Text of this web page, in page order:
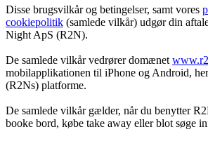
Disse brugsvilkår og betingelser, samt vores
cookiepolitik (samlede vilkår) udgør din
Night ApS (R2N).
De samlede vilkår vedrører domænet
mobilapplikationen til iPhone og Android,
(R2Ns) platforme.
De samlede vilkår gælder, når du benytter
booke bord, købe take away eller blot søge